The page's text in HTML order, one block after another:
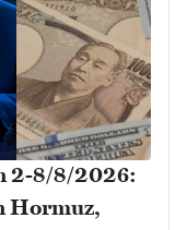
2-8/8/2026:
Hormuz,